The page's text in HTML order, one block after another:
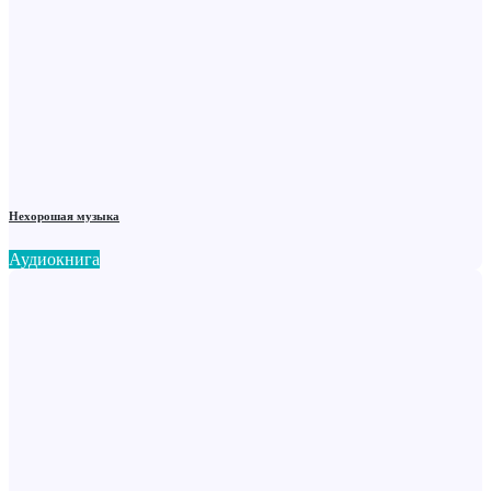
Нехорошая музыка
Аудиокнига